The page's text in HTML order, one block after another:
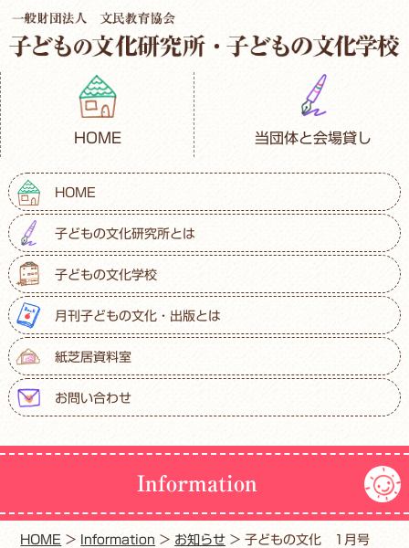
HOME 当団体と会場貸し
HOME
子どもの文化研究所とは
子どもの文化学校
月刊子どもの文化・出版とは
紙芝居資料室
お問い合わせ
Information
HOME > Information > お知らせ >子どもの文化 1月号